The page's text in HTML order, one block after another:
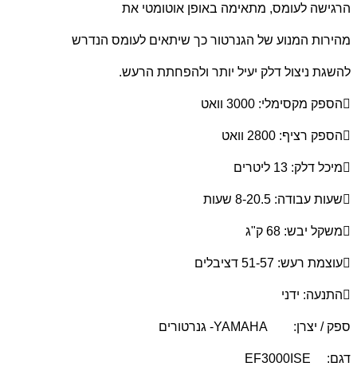
הרגישה לעומס, מתאימה באופן אוטומטי את
מהירות המנוע של הגנרטור כך שיתאים לעומס הנדרש
להשגת ניצול דלק יעיל יותר ולהפחתת הרעש.
הספק מקסימלי: 3000 וואט
הספק רציף: 2800 וואט
מיכל דלק: 13 ליטרים
שעות עבודה: 8-20.5 שעות
משקל יבש: 68 ק"ג
עוצמת רעש: 51-57 דציבלים
התנעה: ידני
ספק / יצרן: YAMAHA- גנרטורים
דגם: EF3000ISE